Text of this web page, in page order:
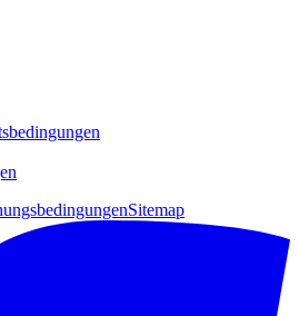
Sitemap